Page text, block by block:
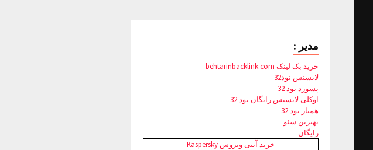
مدیر :
خرید بک لینک behtarinbacklink.com
لایسنس نود32
پسورد نود 32
اوکلی لایسنس رایگان نود 32
همیار نود 32
بهترین سئو
رایگان
خرید آنتی ویروس Kaspersky